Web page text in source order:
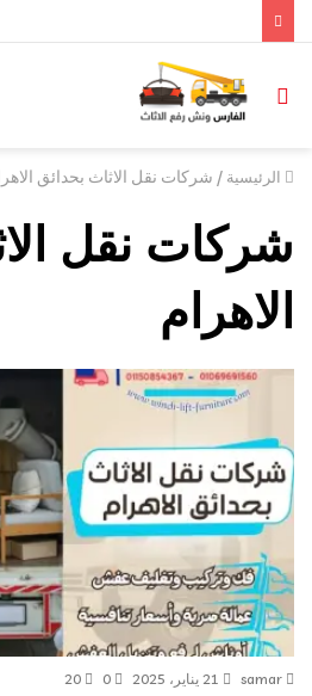
الرئيسية / شركات نقل الاثاث بحدائق
شركات نقل
الاهرام
samar 21 يناير، 2025 0
20